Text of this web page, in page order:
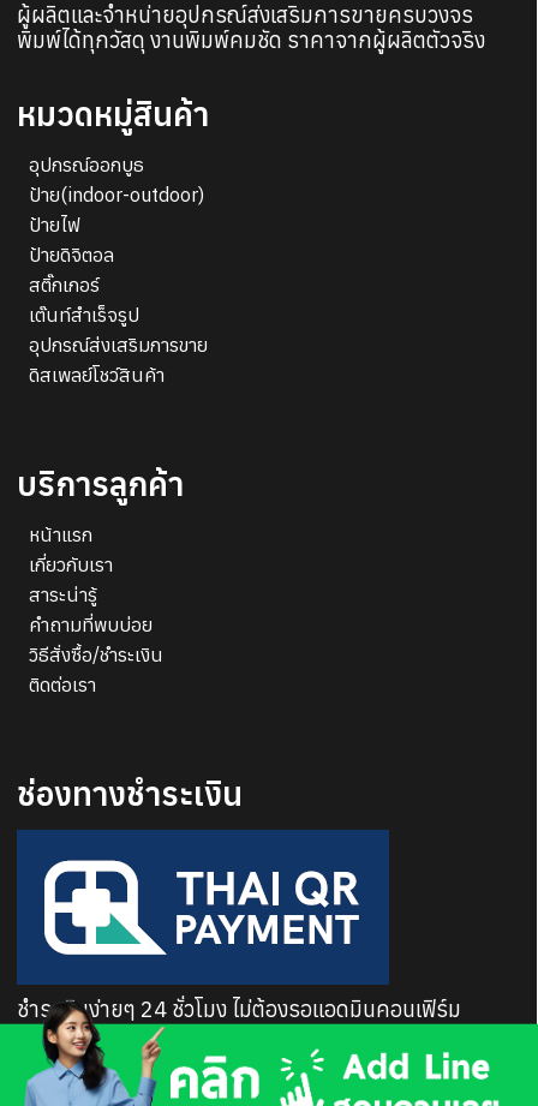
ผู้ผลิตและจำหน่ายอุปกรณ์ส่งเสริมการขายครบวงจร
พิมพ์ได้ทุกวัสดุ งานพิมพ์คมชัด ราคาจากผู้ผลิตตัวจริง
หมวดหมู่สินค้า
อุปกรณ์ออกบูธ
ป้าย(indoor-outdoor)
ป้ายไฟ
ป้ายดิจิตอล
สติ๊กเกอร์
เต๊นท์สำเร็จรูป
อุปกรณ์ส่งเสริมการขาย
ดิสเพลย์โชว์สินค้า
บริการลูกค้า
หน้าแรก
เกี่ยวกับเรา
สาระน่ารู้
คำถามที่พบบ่อย
วิธีสั่งซื้อ/ชำระเงิน
ติดต่อเรา
ช่องทางชำระเงิน
ชำระเงินง่ายๆ 24 ชั่วโมง ไม่ต้องรอแอดมินคอนเฟิร์ม